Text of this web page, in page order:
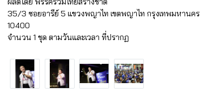
35/3 ซอยอารีย์ 5 แขวงพญาไท เขตพญาไท กรุงเทพมหานคร
10400
จำนวน 1 ชุด ตามวันและเวลา ที่ปรากฏ